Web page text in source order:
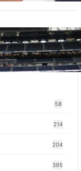
dhe
në spital pas
në ndeshjet
58
214
204
395